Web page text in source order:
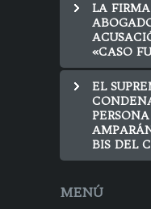
LA
«CASO
EL
BIS DEL
MENÚ